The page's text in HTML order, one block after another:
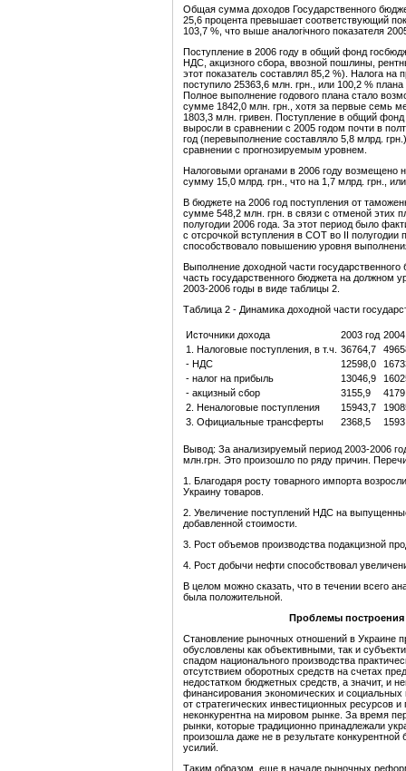
Общая сумма доходов Государственного
25,6 процента превышает соответствующий
103,7 %, что выше аналогічного показателя
Поступление в 2006 году в общий фонд
НДС, акцизного сбора, ввозной пошлины,
этот показатель составлял 85,2 %). Налога
поступило 25363,6 млн. грн., или 100,2 %
Полное выполнение годового плана стало
сумме 1842,0 млн. грн., хотя за первые семь
1803,3 млн. гривен. Поступление в общий
выросли в сравнении с 2005 годом почти в
год (перевыполнение составляло 5,8 млрд.
сравнении с прогнозируемым уровнем.
Налоговыми органами в 2006 году возмещено
сумму 15,0 млрд. грн., что на 1,7 млрд. грн.,
В бюджете на 2006 год поступления от
сумме 548,2 млн. грн. в связи с отменой этих
полугодии 2006 года. За этот период было
с отсрочкой вступления в СОТ во ІІ
способствовало повышению уровня
Выполнение доходной части
часть государственного бюджета на должном
2003-2006 годы в виде таблицы 2.
Таблица 2 - Динамика доходной части
Источники дохода 2003 год 2004
1. Налоговые поступления, в т.ч.
36764,7
- НДС
12598,0
- налог на прибыль
13046,9
- акцизный сбор
3155,9
2. Неналоговые поступления
15943,7
3. Официальные трансферты
2368,5
Вывод: За анализируемый период 2003-2006
млн.грн. Это произошло по ряду причин.
1. Благодаря росту товарного импорта
Украину товаров.
2. Увеличение поступлений НДС на
добавленной стоимости.
3. Рост объемов производства подакцизной
4. Рост добычи нефти способствовал
В целом можно сказать, что в течении всего
была положительной.
Проблемы построения
Становление рыночных отношений в Украине
обусловлены как объективными, так и
спадом национального производства
отсутствием оборотных средств на счетах
недостатком бюджетных средств, а значит, и
финансирования экономических и
от стратегических инвестиционных ресурсов
неконкурентна на мировом рынке. За время
рынки, которые традиционно принадлежали
произошла даже не в результате
усилий.
Таким образом, еще в начале рыночных